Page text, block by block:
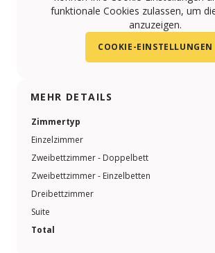
funktionale Cookies zulassen, um
anzuzeigen.
COOKIE-EINSTELLUNGEN
MEHR DETAILS
Zimmertyp
Einzelzimmer
Zweibettzimmer - Doppelbett
Zweibettzimmer - Einzelbetten
Dreibettzimmer
Suite
Total